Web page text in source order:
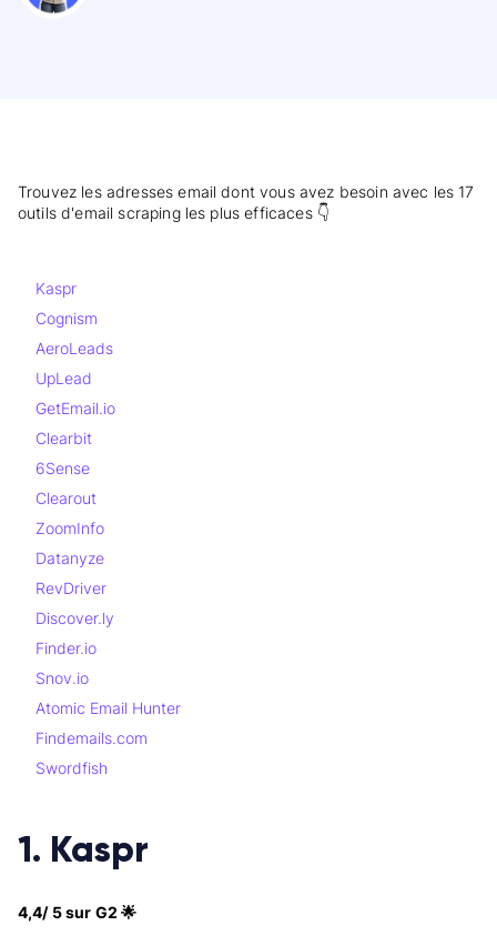
Trouvez les adresses email dont vous avez besoin avec les 17
outils d'email scraping les plus efficaces 👇
Kaspr
Cognism
AeroLeads
UpLead
GetEmail.io
Clearbit
6Sense
Clearout
ZoomInfo
Datanyze
RevDriver
Discover.ly
Finder.io
Snov.io
Atomic Email Hunter
Findemails.com
Swordfish
1. Kaspr
4,4/ 5 sur G2 🌟